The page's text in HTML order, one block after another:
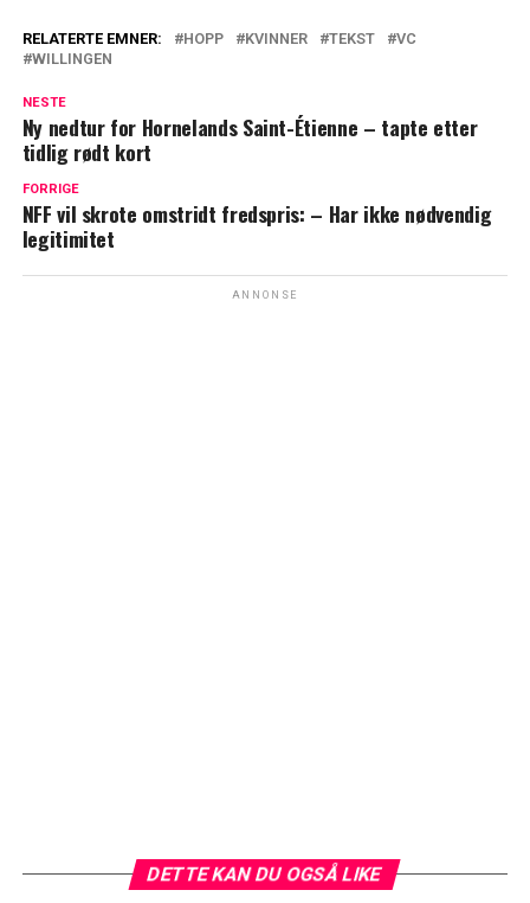
RELATERTE EMNER: HOPP KVINNER TEKST
VC
WILLINGEN
NESTE
Ny nedtur for Hornelands Saint-Étienne – tapte etter
tidlig rødt kort
FORRIGE
NFF vil skrote omstridt fredspris: – Har ikke nødvendig
legitimitet
ANNONSE
DETTE KAN DU OGSÅ LIKE